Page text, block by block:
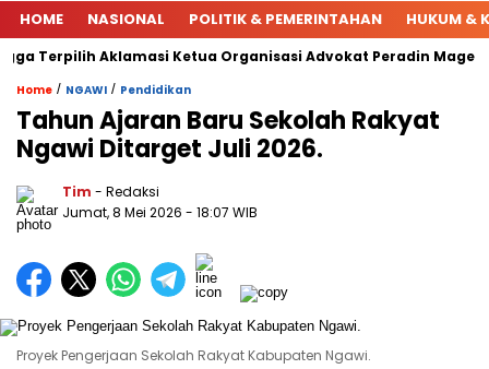
HOME NASIONAL POLITIK & PEMERINTAHAN HUKUM &
Terpilih Aklamasi Ketua Organisasi Advokat Peradin Magetan.
Home / NGAWI / Pendidikan
Tahun Ajaran Baru Sekolah Rakyat
Ngawi Ditarget Juli 2026.
Tim - Redaksi
Jumat, 8 Mei 2026 - 18:07 WIB
Proyek Pengerjaan Sekolah Rakyat Kabupaten Ngawi.